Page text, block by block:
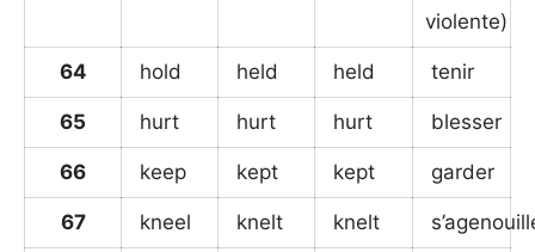
violente)
64 hold held held tenir
65 hurt hurt hurt blesser
66 keep kept kept garder
67 kneel knelt knelt